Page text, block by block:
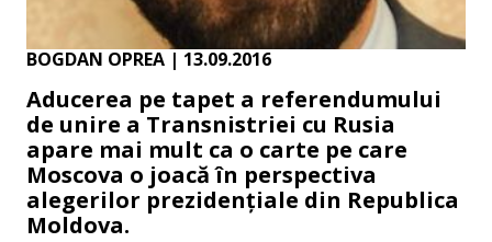
BOGDAN OPREA | 13.09.2016
Aducerea pe tapet a referendumului
de unire a Transnistriei cu Rusia
apare mai mult ca o carte pe care
Moscova o joacă în perspectiva
alegerilor prezidențiale din Republica
Moldova.